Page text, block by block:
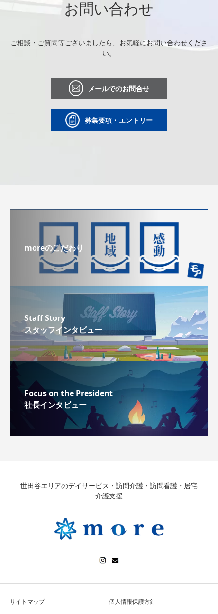
お問い合わせ
ご相談・ご質問等ございましたら、お気軽にお問い合わせくださ
い。
メールでのお問合せ
募集要項・エントリー
moreのこだわり
Staff Story
スタッフインタビュー
Focus on the President
社長インタビュー
世田谷エリアのデイサービス・訪問介護・訪問看護・居宅
介護支援
サイトマップ 個人情報保護方針